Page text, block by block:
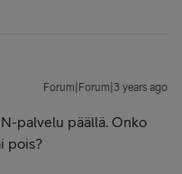
Forum|Forum|3 years ago
palvelu päällä. Onko
pois?